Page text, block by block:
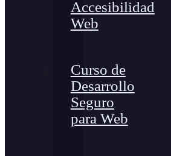
Accesibilidad
Web
Curso de
Desarrollo
Seguro
para Web